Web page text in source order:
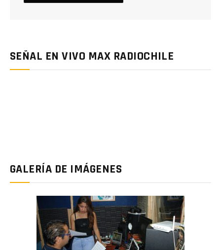
SEÑAL EN VIVO MAX RADIOCHILE
GALERÍA DE IMÁGENES